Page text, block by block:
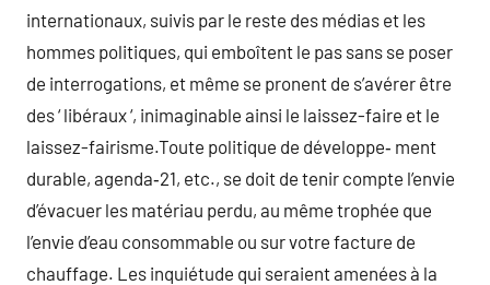
internationaux, suivis par le reste des médias et les
hommes politiques, qui emboîtent le pas sans se poser
de interrogations, et même se pronent de s’avérer être
des ‘ libéraux ‘, inimaginable ainsi le laissez-faire et le
laissez-fairisme.Toute politique de développe‑ ment
durable, agenda‑21, etc., se doit de tenir compte l’envie
d’évacuer les matériau perdu, au même trophée que
l’envie d’eau consommable ou sur votre facture de
chauffage. Les inquiétude qui seraient amenées à la